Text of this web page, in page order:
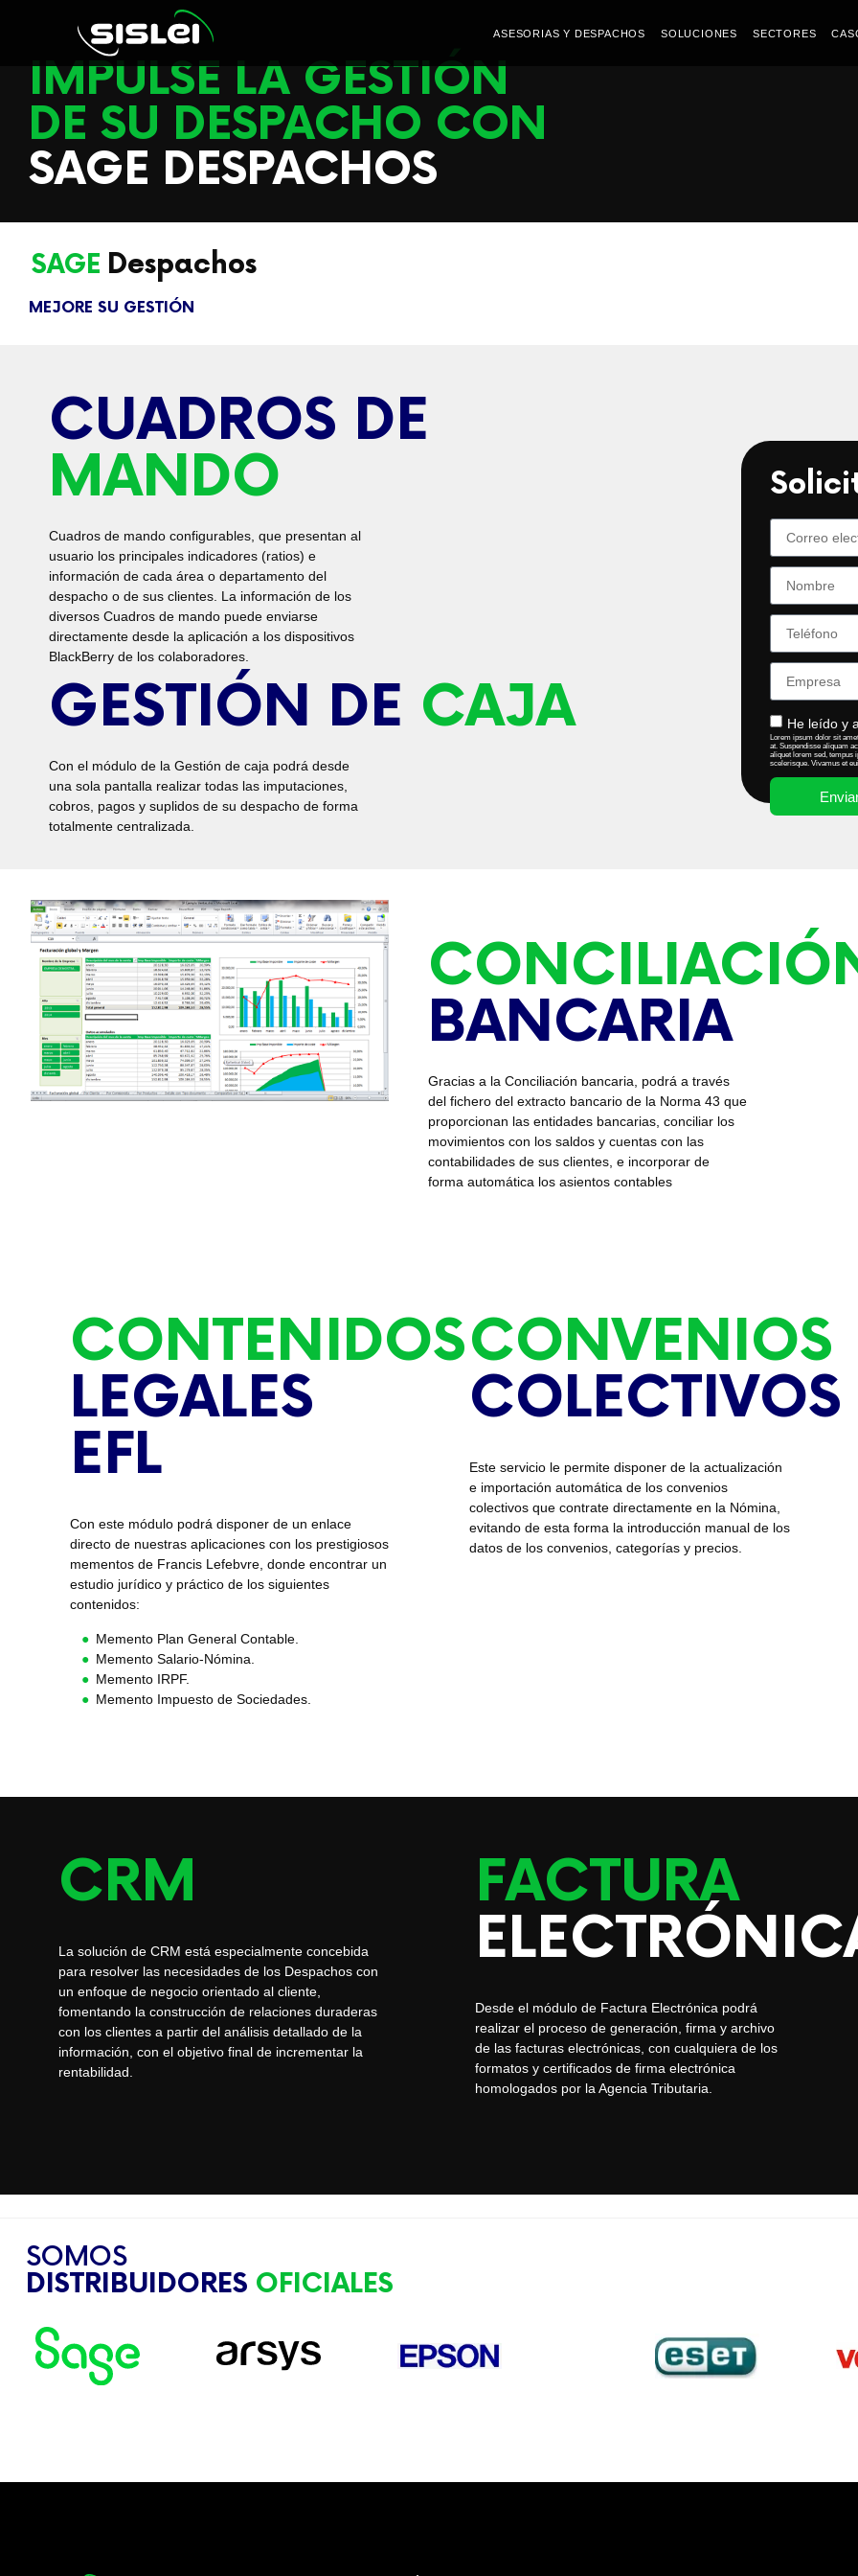
ASESORIAS Y DESPACHOS SOLUCIONES SECTORES
IMPULSE LA GESTIÓN
DE SU DESPACHO CON
SAGE DESPACHOS
SAGE Despachos
MEJORE SU GESTIÓN
CUADROS DE
MANDO
Cuadros de mando configurables, que presentan al
usuario los principales indicadores (ratios) e
información de cada área o departamento del
despacho o de sus clientes. La información de los
diversos Cuadros de mando puede enviarse
directamente desde la aplicación a los dispositivos
BlackBerry de los colaboradores.
GESTIÓN DE CAJA
Con el módulo de la Gestión de caja podrá desde
una sola pantalla realizar todas las imputaciones,
cobros, pagos y suplidos de su despacho de forma
totalmente centralizada.
He leído y
Lorem ipsum dolor sit
at. Suspendisse aliquam
aliquet lorem sed, tempus
scelerisque. Vivamus et
BANCARIA
Gracias a la Conciliación bancaria, podrá a través
del fichero del extracto bancario de la Norma 43 que
proporcionan las entidades bancarias, conciliar los
movimientos con los saldos y cuentas con las
contabilidades de sus clientes, e incorporar de
forma automática los asientos contables
CONTENIDOS
LEGALES
EFL
Con este módulo podrá disponer de un enlace
directo de nuestras aplicaciones con los prestigiosos
mementos de Francis Lefebvre, donde encontrar un
estudio jurídico y práctico de los siguientes
contenidos:
Memento Plan General Contable.
Memento Salario-Nómina.
Memento IRPF.
Memento Impuesto de Sociedades.
CONVENIOS
COLECTIVOS
Este servicio le permite disponer de la actualización
e importación automática de los convenios
colectivos que contrate directamente en la Nómina,
evitando de esta forma la introducción manual de los
datos de los convenios, categorías y precios.
CRM
La solución de CRM está especialmente concebida
para resolver las necesidades de los Despachos con
un enfoque de negocio orientado al cliente,
fomentando la construcción de relaciones duraderas
con los clientes a partir del análisis detallado de la
información, con el objetivo final de incrementar la
rentabilidad.
FACTURA
Desde el módulo de Factura Electrónica podrá
realizar el proceso de generación, firma y archivo
de las facturas electrónicas, con cualquiera de los
formatos y certificados de firma electrónica
homologados por la Agencia Tributaria.
SOMOS
DISTRIBUIDORES OFICIALES